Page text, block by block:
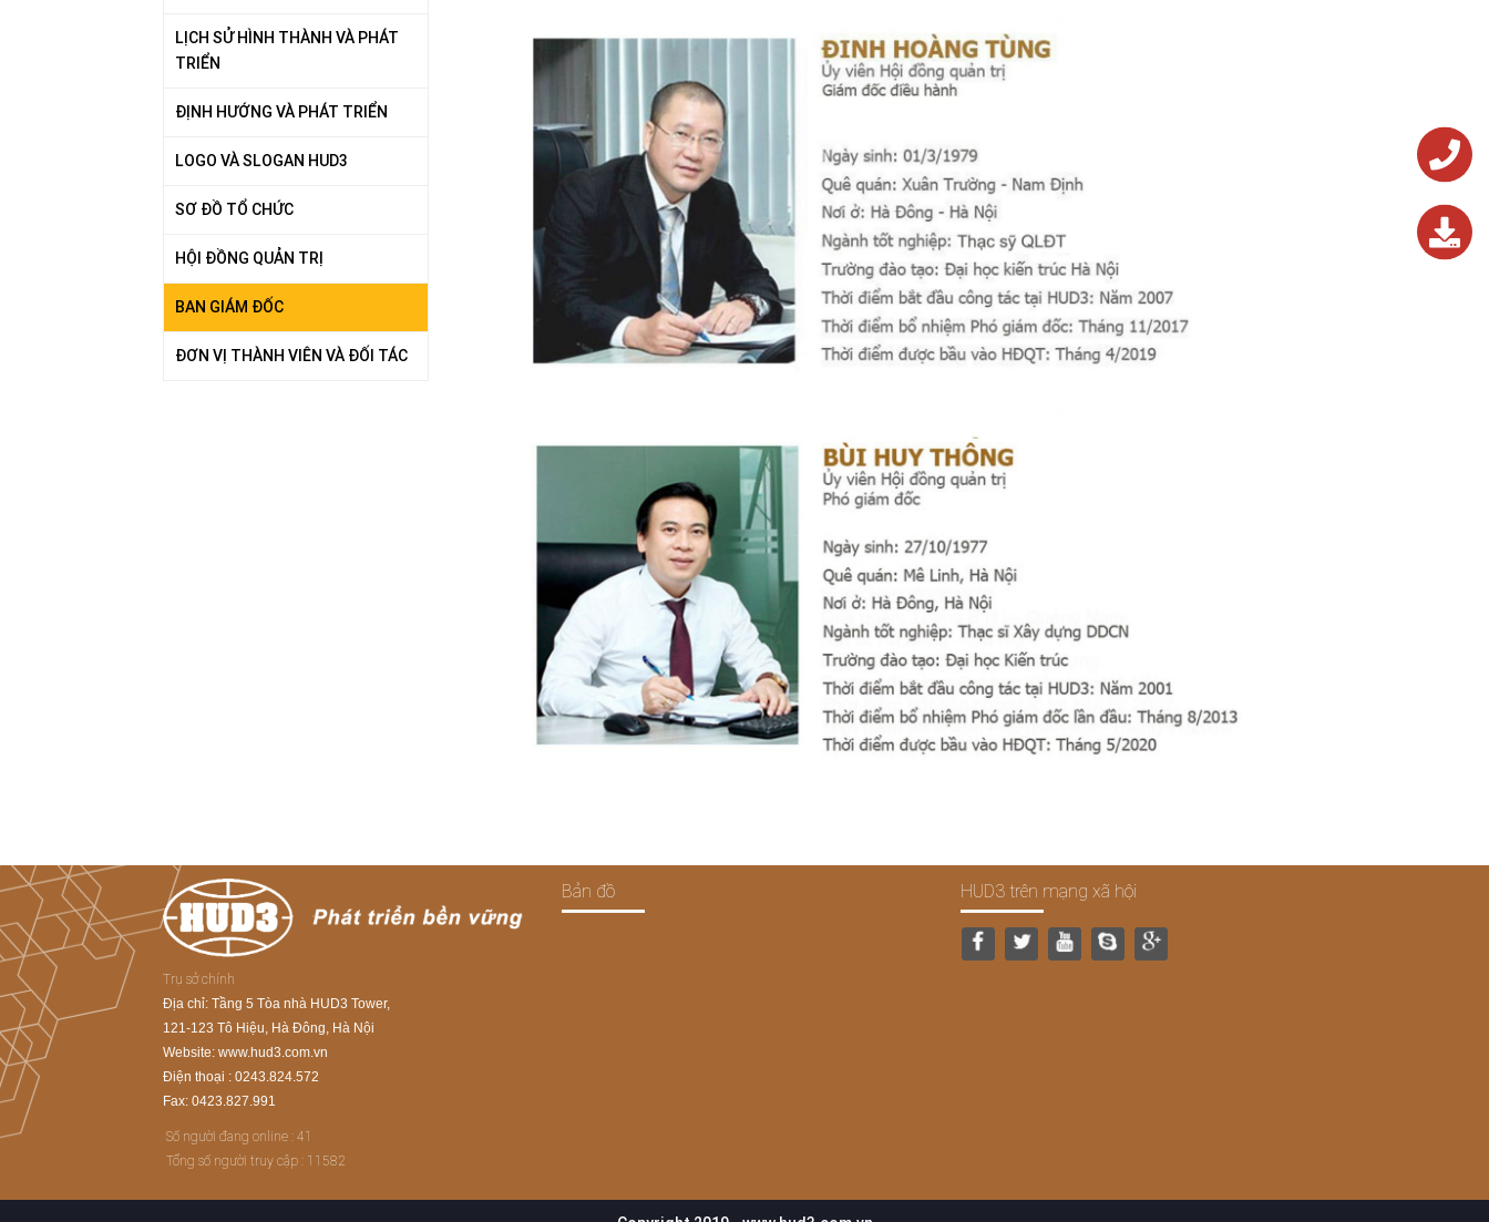
LỊCH SỬ HÌNH THÀNH VÀ PHÁT
TRIỂN
ĐỊNH HƯỚNG VÀ PHÁT TRIỂN
LOGO VÀ SLOGAN HUD3
SƠ ĐỒ TỔ CHỨC
HỘI ĐỒNG QUẢN TRỊ
BAN GIÁM ĐỐC
ĐƠN VỊ THÀNH VIÊN VÀ ĐỐI TÁC
Trụ sở chính
Địa chỉ: Tầng 5 Tòa nhà HUD3 Tower,
121-123 Tô Hiệu, Hà Đông, Hà Nội
Website: www.hud3.com.vn
Điện thoại : 0243.824.572
Fax: 0423.827.991
Số người đang online : 41
Tổng số người truy cập : 11582
Bản đồ HUD3 trên mạng xã hội
0243.824.572